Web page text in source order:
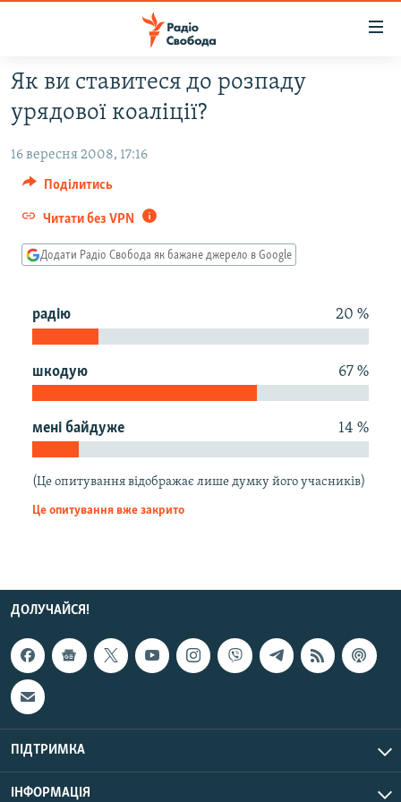
Перейти
до
основного
Перейти
навігації
Перейти
РАДІО СВОБОДА – 70 РОКІВ
ВСЕ ЗА ДОБУ
СТАТТІ
ПОЛІТИКА
ЕКОНОМІКА
СУСПІЛЬСТВО
СПОРТ
СВІТ
ВІЙНА
РОСІЙСЬКА «ФІЛЬТРАЦІЯ»
ДОНБАС.РЕАЛІЇ
ТИ ЯК?
ПРИАЗОВ’Я
КИТАЙ.ВИКЛИКИ
ФОТО
СПЕЦПРОЄКТИ
КРИМ РЕАЛІЇ
РУС
УКР
КТАТ
ДОЛУЧАЙСЯ!
Як ви ставитеся до розпаду
урядової коалiцiї?
16 вересня 2008, 17:16
Поділитись
Читати без VPN
Додати Радіо Свобода як бажане джерело в Google
радiю 20 %
шкодую 67 %
менi байдуже 14 %
(Це опитування відображає лише думку його учасників)
Це опитування вже закрито
ДОЛУЧАЙСЯ!
ПІДТРИМКА
ІНФОРМАЦІЯ